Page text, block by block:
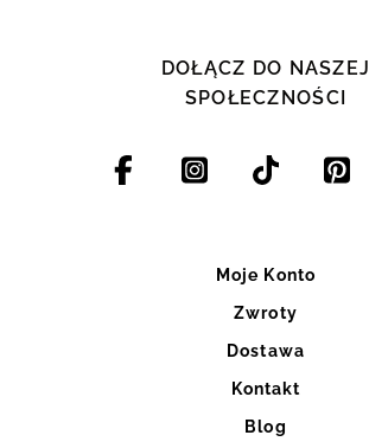
DOŁĄCZ DO NASZEJ
SPOŁECZNOŚCI
Moje Konto
Zwroty
Dostawa
Kontakt
Blog